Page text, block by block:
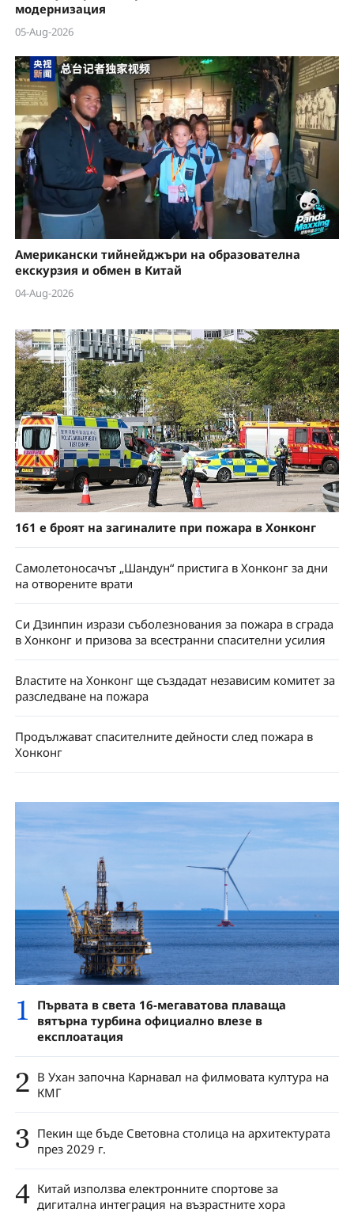
модернизация
05-Aug-2026
Американски тийнейджъри на образователна
екскурзия и обмен в Китай
04-Aug-2026
161 е броят на загиналите при пожара в Хонконг
Самолетоносачът „Шандун“ пристига в Хонконг за дни
на отворените врати
Си Дзинпин изрази съболезнования за пожара в сграда
в Хонконг и призова за всестранни спасителни усилия
Властите на Хонконг ще създадат независим комитет за
разследване на пожара
Продължават спасителните дейности след пожара в
Хонконг
1
Първата в света 16-мегаватова плаваща
вятърна турбина официално влезе в
експлоатация
2 В Ухан започна Карнавал на филмовата култура на
КМГ
3 Пекин ще бъде Световна столица на архитектурата
през 2029 г.
4 Китай използва електронните спортове за
дигитална интеграция на възрастните хора